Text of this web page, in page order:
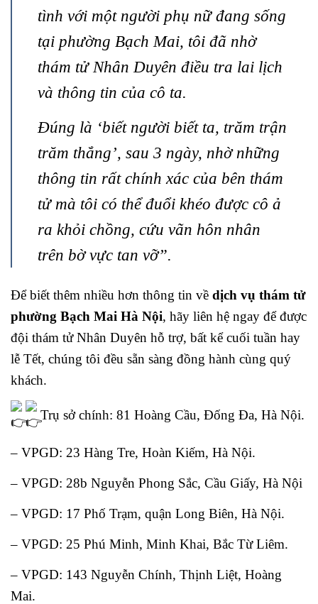
tình với một người phụ nữ đang sống
tại phường Bạch Mai, tôi đã nhờ
thám tử Nhân Duyên điều tra lai lịch
và thông tin của cô ta.
Đúng là ‘biết người biết ta, trăm trận
trăm thắng’, sau 3 ngày, nhờ những
thông tin rất chính xác của bên thám
tử mà tôi có thể đuổi khéo được cô ả
ra khỏi chồng, cứu vãn hôn nhân
trên bờ vực tan vỡ”.
Để biết thêm nhiều hơn thông tin về dịch vụ thám tử
phường Bạch Mai Hà Nội, hãy liên hệ ngay để được
đội thám tử Nhân Duyên hỗ trợ, bất kể cuối tuần hay
lễ Tết, chúng tôi đều sẵn sàng đồng hành cùng quý
khách.
Trụ sở chính: 81 Hoàng Cầu, Đống Đa, Hà Nội.
– VPGD: 23 Hàng Tre, Hoàn Kiếm, Hà Nội.
– VPGD: 28b Nguyễn Phong Sắc, Cầu Giấy, Hà Nội
– VPGD: 17 Phố Trạm, quận Long Biên, Hà Nội.
– VPGD: 25 Phú Minh, Minh Khai, Bắc Từ Liêm.
– VPGD: 143 Nguyễn Chính, Thịnh Liệt, Hoàng
Mai.